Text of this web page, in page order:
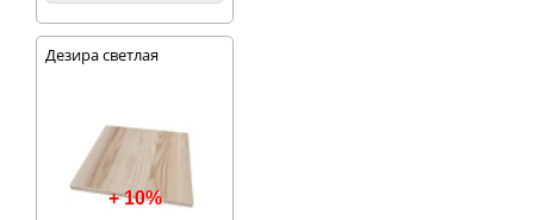
Дезира светлая
+ 10%